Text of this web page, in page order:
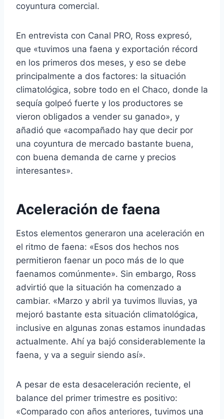
coyuntura comercial.
En entrevista con Canal PRO, Ross expresó,
que «tuvimos una faena y exportación récord
en los primeros dos meses, y eso se debe
principalmente a dos factores: la situación
climatológica, sobre todo en el Chaco, donde la
sequía golpeó fuerte y los productores se
vieron obligados a vender su ganado», y
añadió que «acompañado hay que decir por
una coyuntura de mercado bastante buena,
con buena demanda de carne y precios
interesantes».
Aceleración de faena
Estos elementos generaron una aceleración en
el ritmo de faena: «Esos dos hechos nos
permitieron faenar un poco más de lo que
faenamos comúnmente». Sin embargo, Ross
advirtió que la situación ha comenzado a
cambiar. «Marzo y abril ya tuvimos lluvias, ya
mejoró bastante esta situación climatológica,
inclusive en algunas zonas estamos inundadas
actualmente. Ahí ya bajó considerablemente la
faena, y va a seguir siendo así».
A pesar de esta desaceleración reciente, el
balance del primer trimestre es positivo:
«Comparado con años anteriores, tuvimos una